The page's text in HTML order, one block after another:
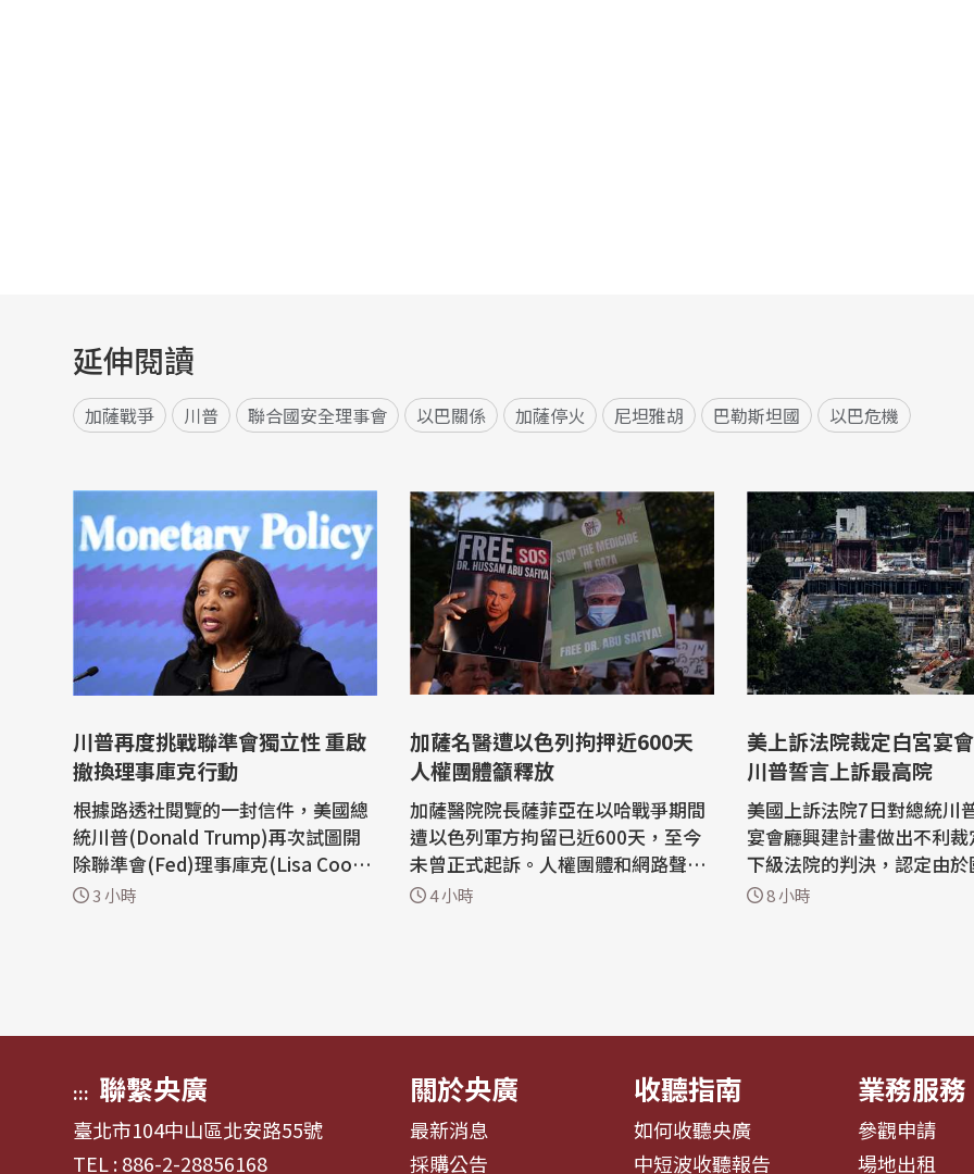
延伸閱讀
加薩戰爭 川普 聯合國安全理事會 以巴關係 加薩停火 尼坦雅胡 巴勒斯坦國 以巴危機
川普再度挑戰聯準會獨立性 重啟
撤換理事庫克行動
根據路透社閱覽的一封信件，美國總
統川普(Donald Trump)再次試圖開
除聯準會(Fed)理事庫克(Lisa Coo
k)，在聯邦最高法院今年6月的裁定
3 小時
加薩名醫遭以色列拘押近600天
人權團體籲釋放
加薩醫院院長薩菲亞在以哈戰爭期間
遭以色列軍方拘留已近600天，至今
未曾正式起訴。人權團體和網路聲援
浪潮不斷，要求以色列立即釋放薩菲
4 小時
美上訴法院裁定白宮宴
川普誓言上訴最高院
美國上訴法院7日對總統川
宴會廳興建計畫做出不利
下級法院的判決，認定由
批准這項工程，因此施工
8 小時
::: 聯繫央廣
臺北市104中山區北安路55號
TEL : 886-2-28856168
關於央廣
最新消息
採購公告
收聽指南
如何收聽央廣
中短波收聽報告
業務服務
參觀申請
場地出租